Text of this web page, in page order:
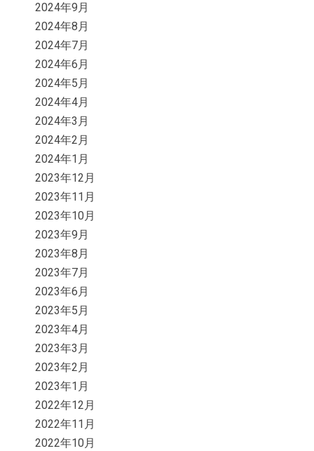
2024年9月
2024年8月
2024年7月
2024年6月
2024年5月
2024年4月
2024年3月
2024年2月
2024年1月
2023年12月
2023年11月
2023年10月
2023年9月
2023年8月
2023年7月
2023年6月
2023年5月
2023年4月
2023年3月
2023年2月
2023年1月
2022年12月
2022年11月
2022年10月